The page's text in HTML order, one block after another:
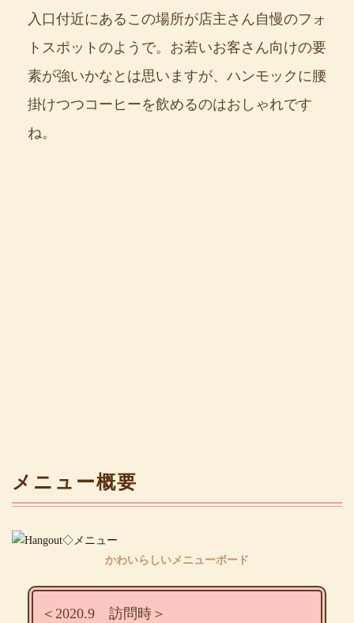
入口付近にあるこの場所が店主さん自慢のフォ
トスポットのようで。お若いお客さん向けの要
素が強いかなとは思いますが、ハンモックに腰
掛けつつコーヒーを飲めるのはおしゃれです
ね。
メニュー概要
かわいらしいメニューボード
＜2020.9 訪問時＞